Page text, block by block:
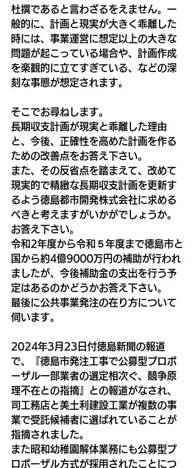
杜撰であると言わざるをえません。一
般的に、計画と現実が大きく乖離した
時には、事業運営に想定以上の大きな
問題が起こっている場合や、計画作成
を楽観的に立てすぎている、などの深
刻な事態が想定されます。
そこでお尋ねします。
長期収支計画が現実と乖離した理由
と、今後、正確性を高めた計画を作る
ための改善点をお答え下さい。
また、その反省点を踏まえて、改めて
現実的で精緻な長期収支計画を更新す
るよう徳島都市開発株式会社に求める
べきと考えますがいかがでしょうか。
お答え下さい。
令和2年度から令和５年度まで徳島市と
国から約4億9000万円の補助が行われ
ましたが、今後補助金の支出を行う予
定はあるのかどうかお答え下さい。
最後に公共事業発注の在り方について
伺います。
2024年3月23日付徳島新聞の報道
で、『徳島市発注工事で公募型プロポ
ーザル一部業者の選定相次ぐ、競争原
理不在との指摘』との報道がなされ、
司工務店と美土利建設工業が複数の事
業で受託候補者に選ばれていることが
指摘されました。
また昭和幼稚園解体業務にも公募型プ
ロポーザル方式が採用されたことにつ